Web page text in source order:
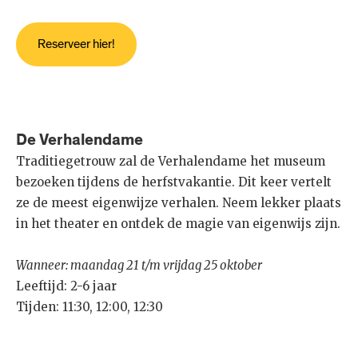
De Verhalendame
Traditiegetrouw zal de Verhalendame het museum
bezoeken tijdens de herfstvakantie. Dit keer vertelt
ze de meest eigenwijze verhalen. Neem lekker plaats
in het theater en ontdek de magie van eigenwijs zijn.
Wanneer: maandag 21 t/m vrijdag 25 oktober
Leeftijd: 2-6 jaar
Tijden: 11:30, 12:00, 12:30